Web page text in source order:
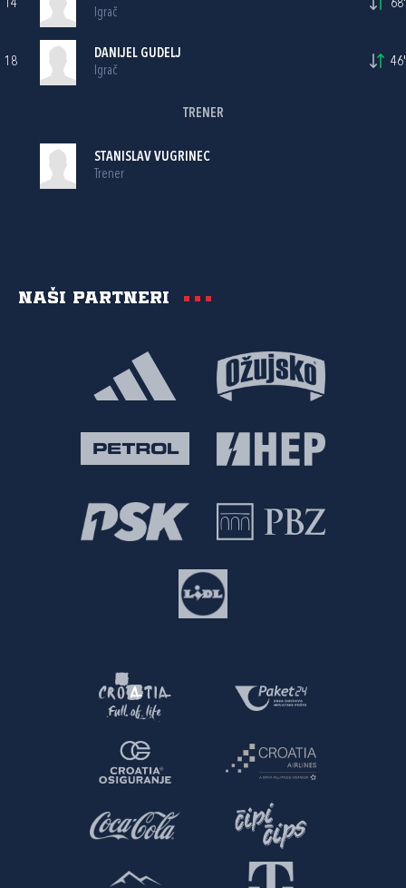
14
Igrač
68'
18
DANIJEL GUDELJ
Igrač
46'
TRENER
STANISLAV VUGRINEC
Trener
Naši partneri